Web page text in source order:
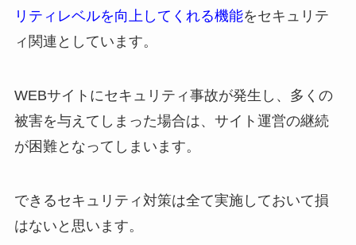
リティレベルを向上してくれる機能をセキュリテ
ィ関連としています。
WEBサイトにセキュリティ事故が発生し、多くの
被害を与えてしまった場合は、サイト運営の継続
が困難となってしまいます。
できるセキュリティ対策は全て実施しておいて損
はないと思います。